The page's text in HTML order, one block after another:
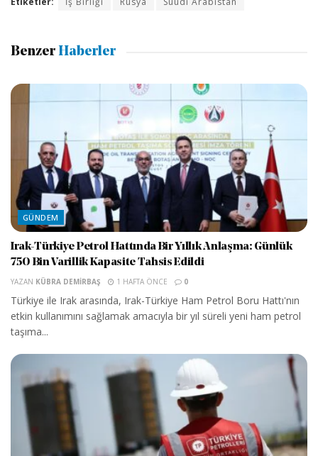
Benzer Haberler
GÜNDEM
Irak-Türkiye Petrol Hattında Bir Yıllık Anlaşma: Günlük
750 Bin Varillik Kapasite Tahsis Edildi
YAZAN KÜBRA DEMIRBAŞ 1 HAFTA ÖNCE 0
Türkiye ile Irak arasında, Irak-Türkiye Ham Petrol Boru Hattı'nın
etkin kullanımını sağlamak amacıyla bir yıl süreli yeni ham petrol
taşıma...